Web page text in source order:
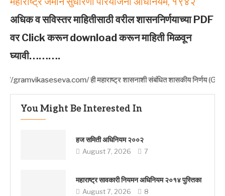
अधिक व सविस्तर माहितीसाठी वरील शासननिर्णयाच्या PDF
वर Click करून download करून माहिती मिळवून
घ्यावी……….
ही महाराष्ट्र शासनाशी संबंधित शासकीय निर्णय
You Might Be Interested In
हज समिती अधिनियम २००२
August 7, 2026 7
महाराष्ट्र सावकारी नियमन अधिनियम २०१४ पुस्तिका
August 7, 2026 8